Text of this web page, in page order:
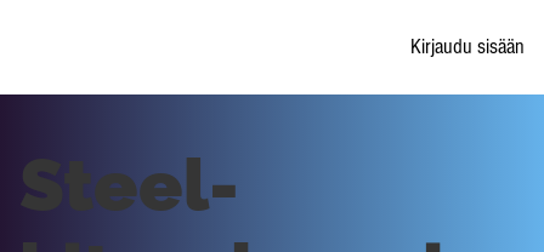
Kirjaudu sisään
Steel-